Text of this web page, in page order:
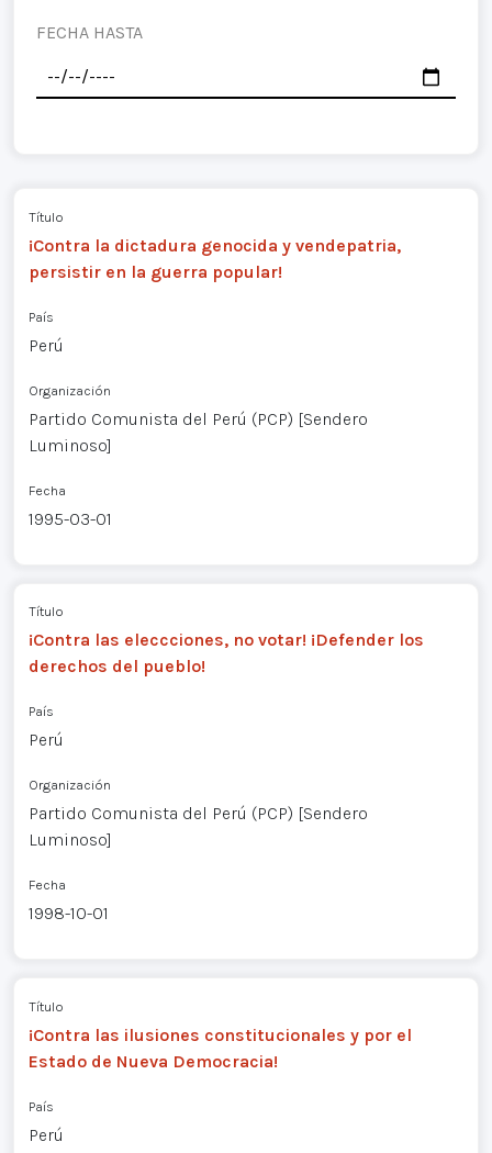
FECHA HASTA
Título
¡Contra la dictadura genocida y vendepatria,
persistir en la guerra popular!
País
Perú
Organización
Partido Comunista del Perú (PCP) [Sendero
Luminoso]
Fecha
1995-03-01
Título
¡Contra las eleccciones, no votar! ¡Defender los
derechos del pueblo!
País
Perú
Organización
Partido Comunista del Perú (PCP) [Sendero
Luminoso]
Fecha
1998-10-01
Título
¡Contra las ilusiones constitucionales y por el
Estado de Nueva Democracia!
País
Perú